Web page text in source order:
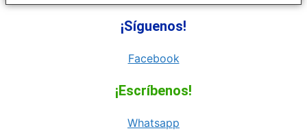
¡Síguenos!
Facebook
¡Escríbenos!
Whatsapp